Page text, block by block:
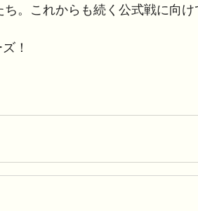
。これからも続く公式戦に向
！